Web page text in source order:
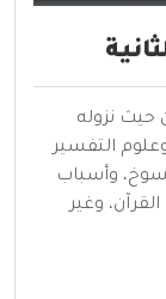
حيث نزوله
وعلوم التفسير
وأسباب
وغير